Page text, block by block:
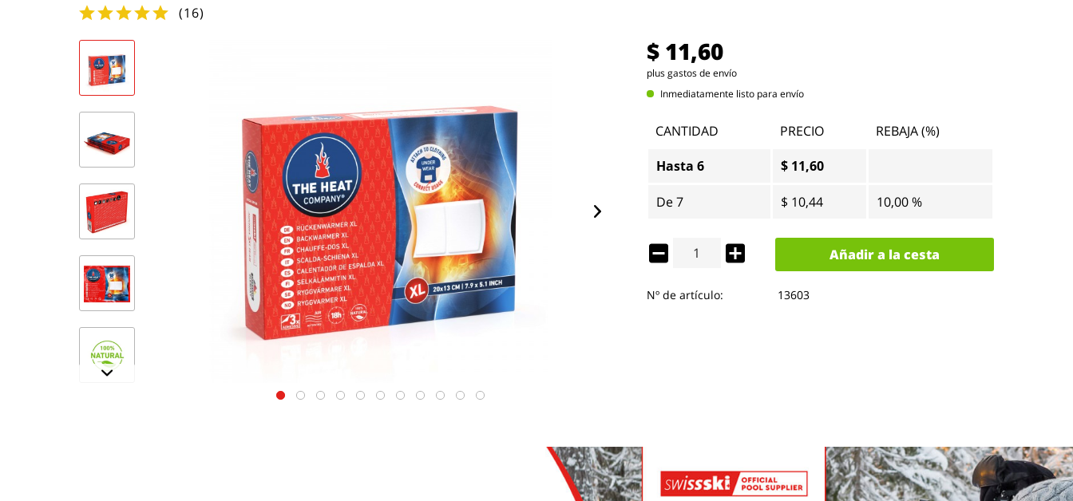
(16)
$ 11,60
plus gastos de envío
Inmediatamente listo para envío
CANTIDAD PRECIO
REBAJA (%)
Hasta 6 $ 11,60
De7 $ 10,44 10,00 %
Añadir a la cesta
Nº de artículo: 13603